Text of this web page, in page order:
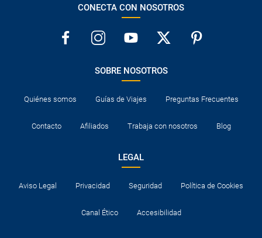
CONECTA CON NOSOTROS
SOBRE NOSOTROS
Quiénes somos Guías de Viajes Preguntas Frecuentes
Contacto Afiliados Trabaja con nosotros Blog
LEGAL
Aviso Legal Privacidad Seguridad Política de Cookies
Canal Ético Accesibilidad